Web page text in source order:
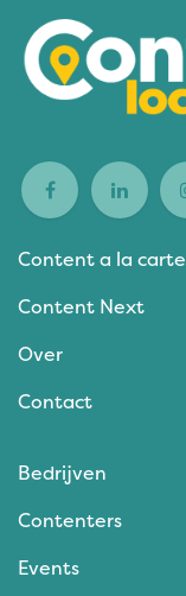
Content a la carte
Content Next
Over
Contact
Bedrijven
Contenters
Events